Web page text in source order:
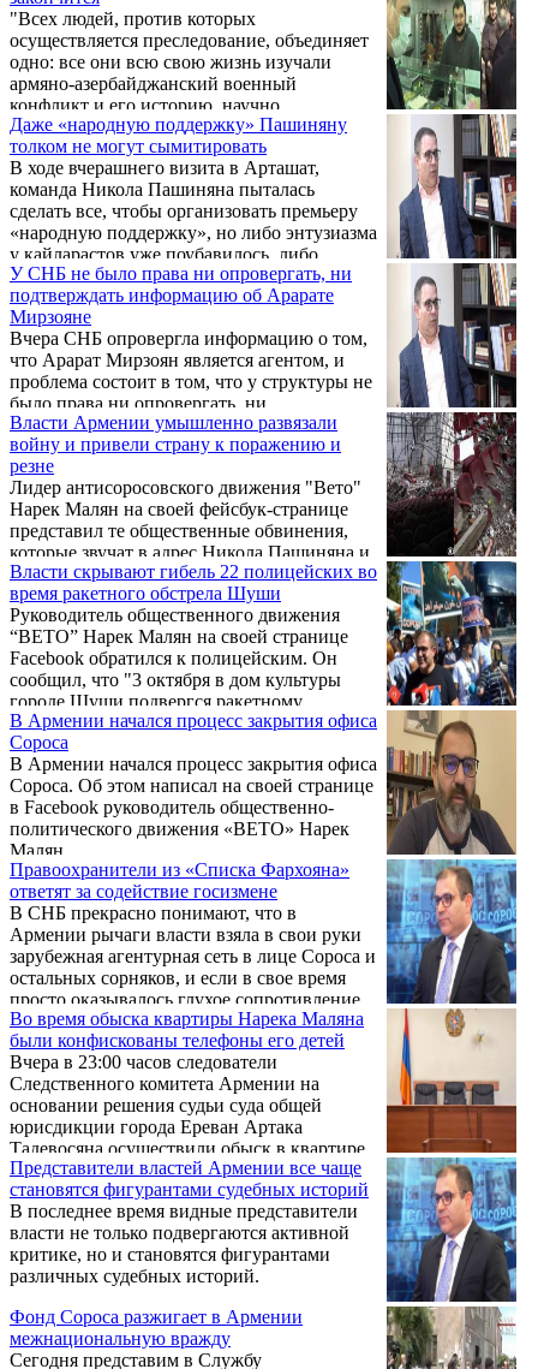
применено насилие. «Эти же полицейские
вечером придут домой и поздравят своих
матерей и жен с 7 апреля, но за несколько
часов до этого укладывали женщин на
землю, применяли насилие», - сказал Нарек
Малян.
"Всех людей, против которых
осуществляется преследование, объединяет
одно: все они всю свою жизнь изучали
армяно-азербайджанский военный
конфликт и его историю, научно
представляя этот конфликт
международному сообществу", - заявил в
ходе акции, проводимой перед зданием
СНБ в поддержку бывшего аппарата НС
политзаключенного Ара Сагателяна,
учредитель общественно-политического
движения "ВЕТО" Нарек Малян.
Даже «народную поддержку» Пашиняну
толком не могут сымитировать
В ходе вчерашнего визита в Арташат,
команда Никола Пашиняна пыталась
сделать все, чтобы организовать премьеру
«народную поддержку», но либо энтузиазма
у кайларастов уже поубавилось, либо
элементарной фантазии не хватает. В
соцсетях активно обсуждают ряд проколов,
допущенных николовскими
пропагандистами.
У СНБ не было права ни опровергать, ни
подтверждать информацию об Арарате
Мирзояне
Вчера СНБ опровергла информацию о том,
что Арарат Мирзоян является агентом, и
проблема состоит в том, что у структуры не
было права ни опровергать, ни
подтверждать. Мягко говоря, это странно, и
возможно было политически навязано СНБ.
Об этом в прямом эфире в Facebook заявил
руководитель движения ВЕТО Нарек
Малян, комментируя заявление о том, что
спикер Национального собрания Армении
Арарат Мирзоян является агентом Турции и
СНБ.
Власти Армении умышленно развязали
войну и привели страну к поражению и
резне
Лидер антисоросовского движения "Вето"
Нарек Малян на своей фейсбук-странице
представил те общественные обвинения,
которые звучат в адрес Никола Пашиняна и
его команды:
Власти скрывают гибель 22 полицейских во
время ракетного обстрела Шуши
Руководитель общественного движения
“ВЕТО” Нарек Малян на своей странице
Facebook обратился к полицейским. Он
сообщил, что "3 октября в дом культуры
городе Шуши подвергся ракетному
обстрелу из израильского ОТРК "Lora":
погибли 22 полицейских, о которых до сих
пор власти умалчивают".
В Армении начался процесс закрытия офиса
Сороса
В Армении начался процесс закрытия офиса
Сороса. Об этом написал на своей странице
в Facebook руководитель общественно-
политического движения «ВЕТО» Нарек
Малян.
Правоохранители из «Списка Фархояна»
ответят за содействие госизмене
В СНБ прекрасно понимают, что в
Армении рычаги власти взяла в свои руки
зарубежная агентурная сеть в лице Сороса и
остальных сорняков, и если в свое время
просто оказывалось глухое сопротивление
СНБ, сейчас уже очаги сопротивления
достаточно очевидны, там очень хорошо
знают, что нужно сделать, как и когда. Об
этом в прямом эфире в Facebook заявил
сегодня сооснователь движения «ВЕТО»
Нарек Малян.
Во время обыска квартиры Нарека Маляна
были конфискованы телефоны его детей
Вчера в 23:00 часов следователи
Следственного комитета Армении на
основании решения судьи суда общей
юрисдикции города Ереван Артака
Тадевосяна осуществили обыск в квартире
руководителя общественно-политического
движения «ВЕТО» Нарека Маляна. Об этом
написал на своей странице в Facebook
адвокат последнего Тигран Атанесян. Он, в
частности, отметил:
Представители властей Армении все чаще
становятся фигурантами судебных историй
В последнее время видные представители
власти не только подвергаются активной
критике, но и становятся фигурантами
различных судебных историй.
Фонд Сороса разжигает в Армении
межнациональную вражду
Сегодня представим в Службу